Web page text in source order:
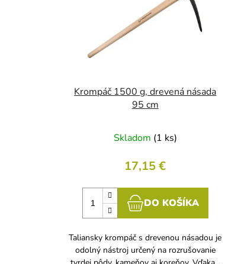
Krompáč 1500 g, drevená násada
95 cm
Skladom (1 ks)
17,15 €
DO KOŠÍKA
Taliansky krompáč s drevenou násadou je
odolný nástroj určený na rozrušovanie